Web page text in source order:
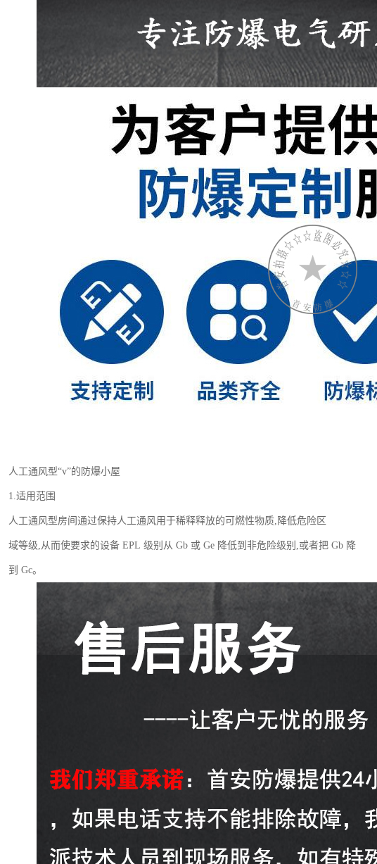
人工通风型“v”的防爆小屋
1.适用范围
人工通风型房间通过保持人工通风用于稀释释放的可燃性物质,降低危险区
域等级,从而使要求的设备 EPL 级别从 Gb 或 Ge 降低到非危险级别,或者把 Gb 降
到 Gc。